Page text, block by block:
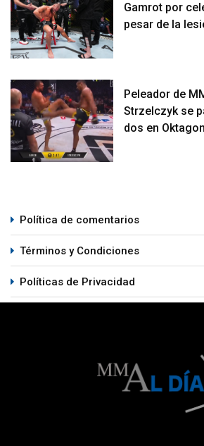
Gamrot por
pesar de la
Peleador de
Strzelczyk se
dos en
Política de comentarios
Términos y Condiciones
Políticas de Privacidad